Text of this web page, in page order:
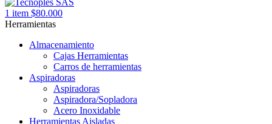
1 item $80.000
Herramientas
Almacenamiento
Cajas Herramientas
Carros de herramientas
Aspiradoras
Aspiradoras
Aspiradora/Sopladora
Acero Inoxidable
Herramientas Aisladas